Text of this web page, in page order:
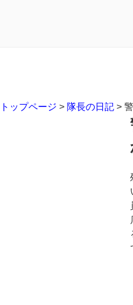
トップページ > 隊長の日記 >